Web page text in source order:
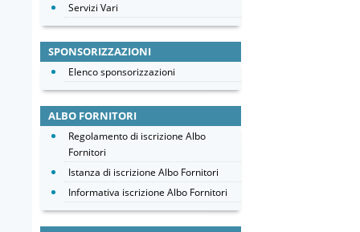
Servizi Vari
SPONSORIZZAZIONI
Elenco sponsorizzazioni
ALBO FORNITORI
Regolamento di iscrizione Albo
Fornitori
Istanza di iscrizione Albo Fornitori
Informativa iscrizione Albo Fornitori